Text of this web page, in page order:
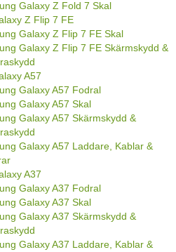
Galaxy Z Fold 7 Skal
Z Flip 7 FE
Galaxy Z Flip 7 FE Skal
Galaxy Z Flip 7 FE Skärmskydd &
A57
Galaxy A57 Fodral
Galaxy A57 Skal
Galaxy A57 Skärmskydd &
Galaxy A57 Laddare, Kablar &
A37
Galaxy A37 Fodral
Galaxy A37 Skal
Galaxy A37 Skärmskydd &
Galaxy A37 Laddare, Kablar &